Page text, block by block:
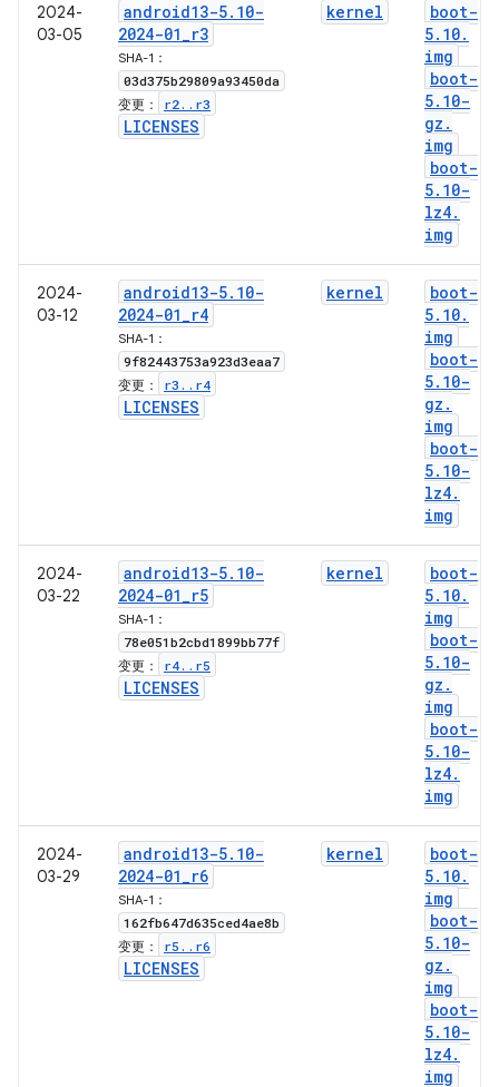
2024-
03-05
android13-5. 10-
2024-01_r3
SHA-1：
03d375b29809a93450da
变更： r2. . r3
LICENSES
kernel
boot-
5. 10.
img
boot-
5. 10-
gz .
img
boot-
5. 10-
lz4.
img
2024-
03-12
android13-5. 10-
2024-01_r4
SHA-1：
9f82443753a923d3eaa7
变更： r3 . . r4
LICENSES
kernel
boot-
5. 10.
img
boot-
5. 10-
gz .
img
boot-
5. 10-
lz4.
img
2024-
03-22
android13-5. 10-
2024-01_r5
SHA-1：
78e051b2cbd1899bb77f
变更： r4. . r5
LICENSES
kernel
boot-
5. 10.
img
boot-
5. 10-
gz .
img
boot-
5. 10-
lz4.
img
2024-
03-29
android13-5. 10-
2024-01_r6
SHA-1：
162fb647d635ced4ae8b
变更： r5 . . r6
LICENSES
kernel
boot-
5. 10.
img
boot-
5. 10-
gz .
img
boot-
5. 10-
lz4.
img